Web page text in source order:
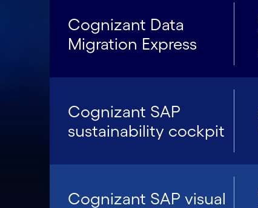
Cognizant Data
Migration Express
Cognizant SAP
sustainability cockpit
Cognizant SAP visual